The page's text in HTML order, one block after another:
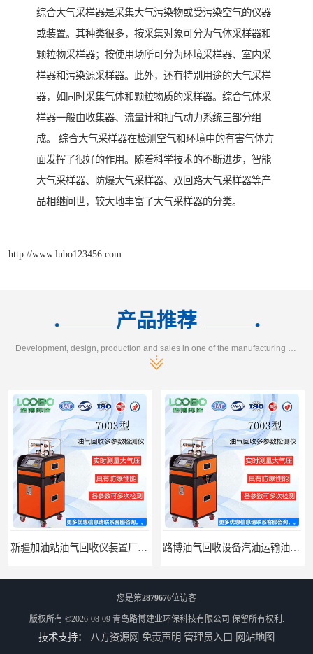
综合大气采样器是采集大气污染物或受污染空气的仪器
或装置。其种类很多，按采集对象可分为气体采样器和
颗粒物采样器；按使用场所可分为环境采样器、室内采
样器和污染源采样器。此外，还有特别用途的大气采样
器，如同时采集气体和颗粒物质的采样器。综合气体采
样器一般由收集器、流量计和抽气动力系统三部分组
成。 综合大气采样器在检测空气和环境中的有害气体方
面发挥了很好的作用。随着科学技术的不断进步，智能
大气采样器、防爆大气采样器、双回路大气采样器等产
品相继问世，较大地丰富了大气采样器的分类。
http://www.lubo123456.com
产品推荐
江西全自动水质采样器批发直销
您是第2879676位访客
版权所有 ©2026-08-09 青岛路博建业环保科技有限公司 保留所有权利.
技术支持： 八方资源网 免责声明 管理员入口 网站地图